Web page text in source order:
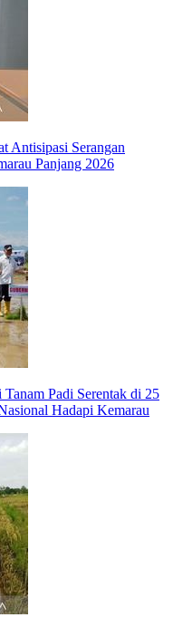
Antisipasi Serangan
Panjang 2026
Padi Serentak di 25
Hadapi Kemarau